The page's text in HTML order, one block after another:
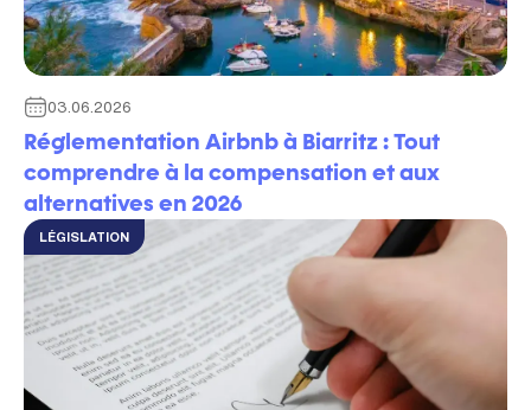
03.06.2026
Réglementation Airbnb à Biarritz : Tout
comprendre à la compensation et aux
alternatives en 2026
LÉGISLATION